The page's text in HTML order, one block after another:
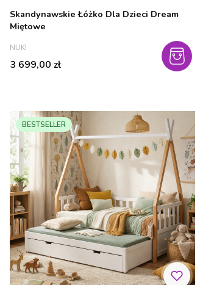
Skandynawskie Łóżko Dla Dzieci Dream
Miętowe
PRODUCENT
NUKI
Cena
3 699,00 zł
BESTSELLER